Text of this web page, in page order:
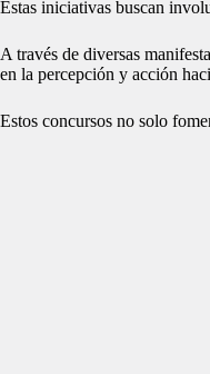
Estas iniciativas buscan
A través de diversas
en la percepción y acción
Estos concursos no solo